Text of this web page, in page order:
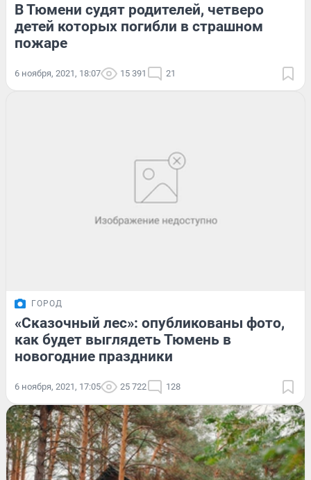
В Тюмени судят родителей, четверо
детей которых погибли в страшном
пожаре
6 ноября, 2021, 18:07 15 391 21
ГОРОД
«Сказочный лес»: опубликованы фото,
как будет выглядеть Тюмень в
новогодние праздники
6 ноября, 2021, 17:05 25 722 128